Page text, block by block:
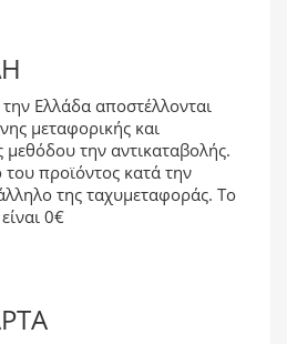
Ελλάδα αποστέλλονται
μεταφορικής και
την αντικαταβολής.
του προϊόντος κατά την
της ταχυμεταφοράς. Το
0€